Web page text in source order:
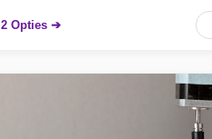
2 Opties ➔